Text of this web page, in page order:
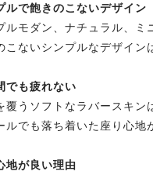
ルで飽きのこないデザイン
ルモダン、ナチュラル、ミ
こないシンプルなデザイン
でも疲れない
覆うソフトなラバースキン
ルでも落ち着いた座り心地
地が良い理由